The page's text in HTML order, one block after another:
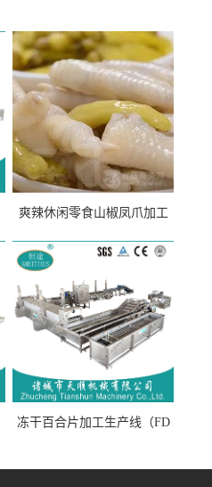
爽辣休闲零食山椒凤爪加工
流水线）
冻干百合片加工生产线（FD
线）